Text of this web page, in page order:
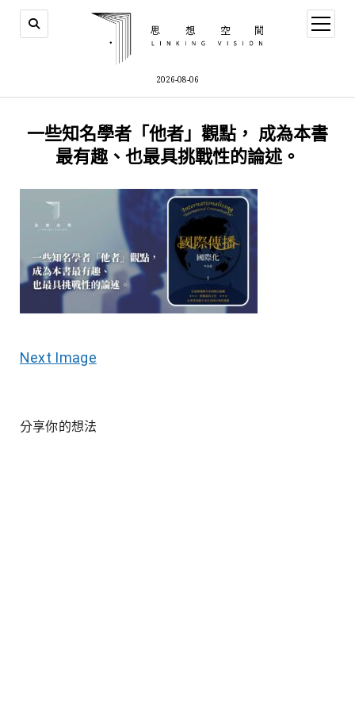
2026-08-06
open
menu
一些知名學者「他者」觀點， 成為本書
最有趣、也最具挑戰性的論述。
Next Image
分享你的想法